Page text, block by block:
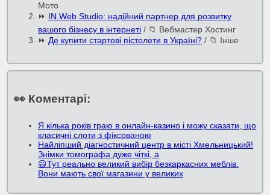
Мото
⏩ IN Web Studio: надійний партнер для розвитку
вашого бізнесу в інтернеті / 📁 Вебмастер Хостинг
⏩ Де купити стартові пістолети в Україні? / 📁 Інше
👀 Коментарі:
Я кілька років граю в онлайн-казино і можу сказати, що
класичні слоти з фіксованою
Найліпший діагностичний центр в місті Хмельницький!
Знімки томографа дуже чіткі, а
😃Тут реально великий вибір безкаркасних меблів.
Вони мають свої магазини у великих